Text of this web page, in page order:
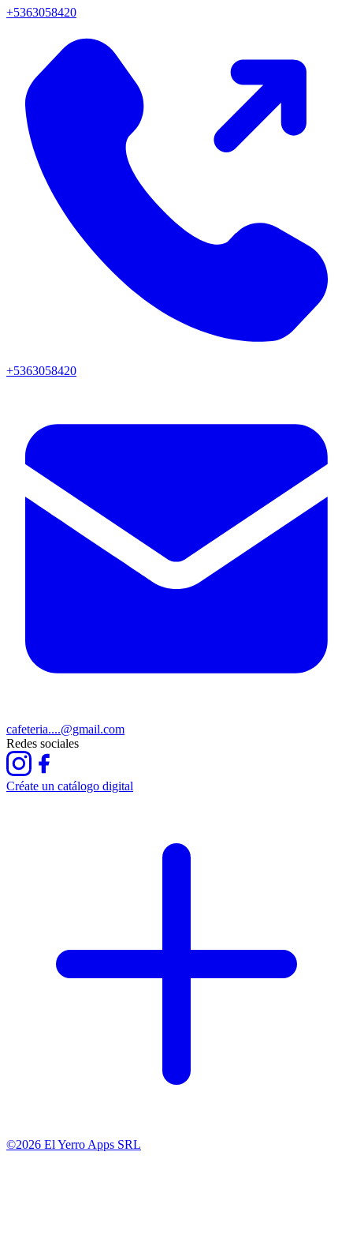
+5363058420
+5363058420
cafeteria....@gmail.com
Redes sociales
Créate un catálogo digital
©2026 El Yerro Apps SRL